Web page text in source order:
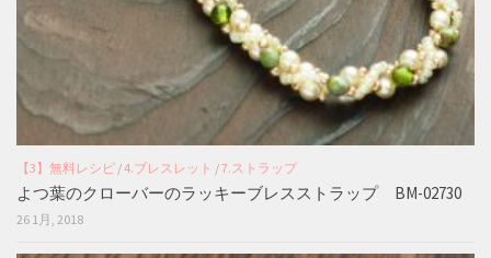
【3】無料レシピ /4.ブレスレット /7.ストラップ
よつ葉のクローバーのラッキーブレスストラップ BM-02730
26 1月, 2018